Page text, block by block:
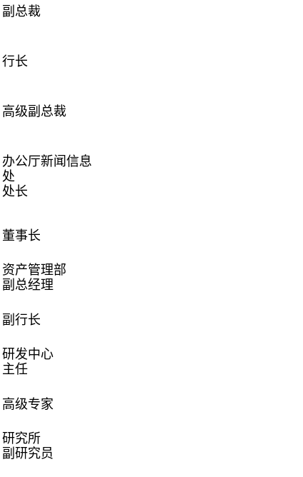
副总裁
行长
高级副总裁
办公厅新闻信息
处
处长
董事长
资产管理部
副总经理
副行长
研发中心
主任
高级专家
研究所
副研究员